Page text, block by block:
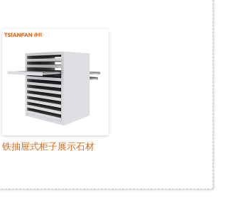
铁抽屉式柜子展示石材